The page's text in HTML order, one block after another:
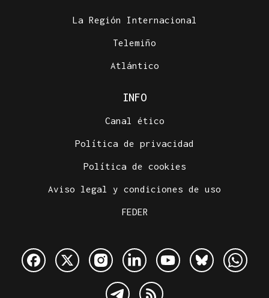
La Región Internacional
Telemiño
Atlántico
INFO
Canal ético
Política de privacidad
Política de cookies
Aviso legal y condiciones de uso
FEDER